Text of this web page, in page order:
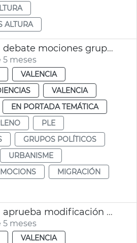
ALTURA
Pleno València debate mociones grupos municipales
meses
VALENCIA
VALENCIA
EN PORTADA TEMÁTICA
PLE
GRUPOS POLÍTICOS
URBANISME
MOCIONS
MIGRACIÓN
Pleno València aprueba modificación PGOU cambio uso parcelas Telefónica
meses
VALENCIA